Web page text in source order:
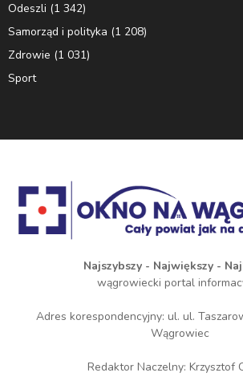
Odeszli (1 342)
Samorząd i polityka (1 208)
Zdrowie (1 031)
Sport
Najszybszy - Największy -
wągrowiecki portal
Adres korespondencyjny: ul. ul.
Wągrowiec
Redaktor Naczelny: Krzysztof